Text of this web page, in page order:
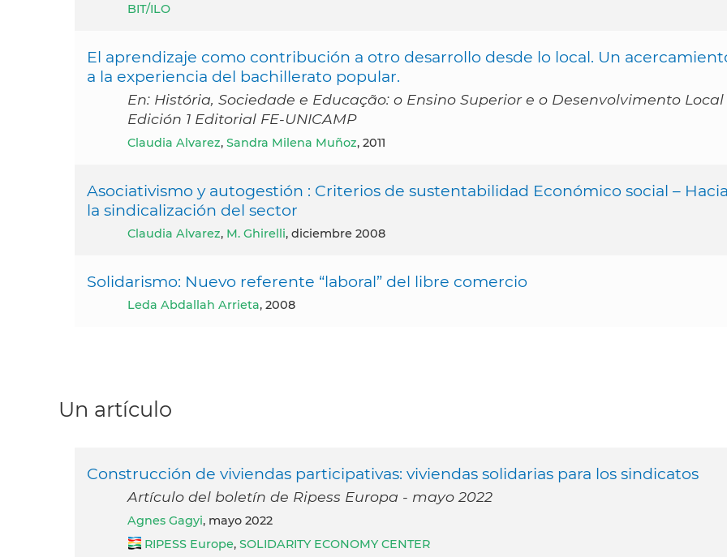
BIT/ILO
El aprendizaje como contribución a otro desarrollo desde lo local. Un
a la experiencia del bachillerato popular.
En: História, Sociedade e Educação: o Ensino Superior e o Desenvolvimento Local
Edición 1 Editorial FE-UNICAMP
Claudia Alvarez, Sandra Milena Muñoz, 2011
Asociativismo y autogestión : Criterios de sustentabilidad Económico social –
la sindicalización del sector
Claudia Alvarez, M. Ghirelli, diciembre 2008
Solidarismo: Nuevo referente “laboral” del libre comercio
Leda Abdallah Arrieta, 2008
Un artículo
Construcción de viviendas participativas: viviendas solidarias para los sindicatos
Artículo del boletín de Ripess Europa - mayo 2022
Agnes Gagyi, mayo 2022
RIPESS Europe, SOLIDARITY ECONOMY CENTER